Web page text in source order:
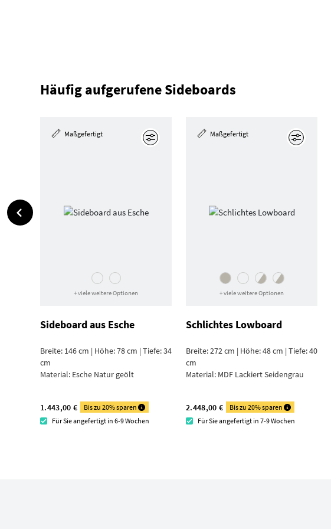
Häufig aufgerufene Sideboards
Maßgefertigt
+ viele weitere Optionen
Sideboard aus Esche
Breite: 146 cm | Höhe: 78 cm | Tiefe: 34
cm
Material: Esche Natur geölt
1.443,00 €
Bis zu 20% sparen
Für Sie angefertigt in 6-9 Wochen
Maßgefertigt
+ viele weitere Optionen
Schlichtes Lowboard
Breite: 272 cm | Höhe: 48 cm | Tiefe: 40
cm
Material: MDF Lackiert Seiden­grau
2.448,00 €
Bis zu 20% sparen
Für Sie angefertigt in 7-9 Wochen